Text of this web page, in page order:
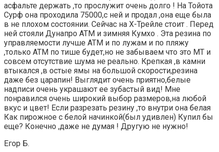
асфальте держать ,то прослужит очень долго ! На Тойота
Сурф она проходила 75000,с ней и продал ,она еще была
в не плохом состоянии. Сейчас на Х-Трейле стоит . Перед
ней стояли Дунапро АТМ и зимняя Кумхо . Эта резина по
управляемости лучше АТМ и по лужам и по пляжу
,только АТМ по тише будет,но не забываем что это МТ и
совсем отсутствие шума не реально. Крепкая ,в камни
втыкался ,в остые ямы на большой скорости,резина
даже без царапин! Выглядит очень приятно,белые
надписи очень украшают ее зубастый вид! Мне
понравился очень широкий выбор размеров,на любой
вкус и цвет! Если разрезать резину ,то внутри она белая
Как пирожное с белой начинкой(был удивлен) Купил бы
еще? Конечно ,даже не думая ! Другую не нужно!
Егор Б.